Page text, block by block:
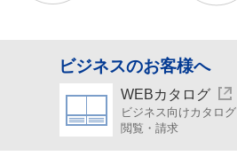
ビジネスのお客様へ
WEBカタログ
ビジネス向けカタログ
閲覧・請求